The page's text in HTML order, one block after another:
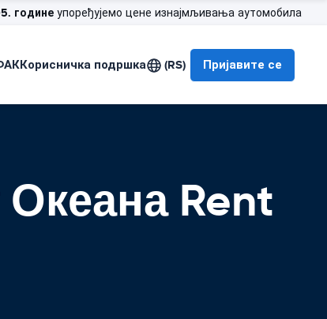
године упоређујемо цене изнајмљивања аутомобила
Корисничка подршка (RS) Пријавите се
Океана Rent